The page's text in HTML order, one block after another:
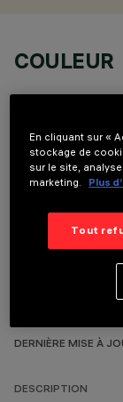
COULEUR
DERNIÈRE MISE À
DESCRIPTION
En cliquant sur «
stockage de
sur le site,
marketing.
Plus
Tout